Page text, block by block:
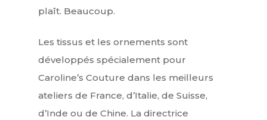
plaît. Beaucoup.
Les tissus et les ornements sont
développés spécialement pour
Caroline’s Couture dans les meilleurs
ateliers de France, d’Italie, de Suisse,
d’Inde ou de Chine. La directrice